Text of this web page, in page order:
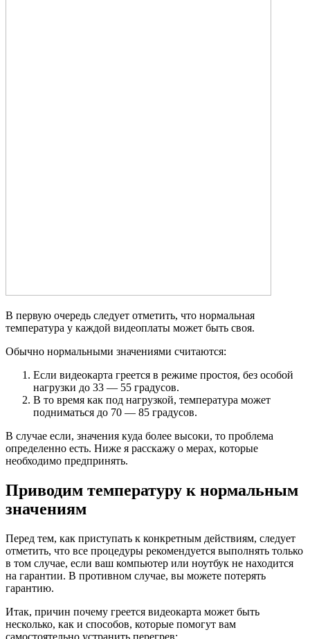
В первую очередь следует отметить, что нормальная
температура у каждой видеоплаты может быть своя.
Обычно нормальными значениями считаются:
Если видеокарта греется в режиме простоя, без особой
нагрузки до 33 — 55 градусов.
В то время как под нагрузкой, температура может
подниматься до 70 — 85 градусов.
В случае если, значения куда более высоки, то проблема
определенно есть. Ниже я расскажу о мерах, которые
необходимо предпринять.
Приводим температуру к нормальным
значениям
Перед тем, как приступать к конкретным действиям, следует
отметить, что все процедуры рекомендуется выполнять только
в том случае, если ваш компьютер или ноутбук не находится
на гарантии. В противном случае, вы можете потерять
гарантию.
Итак, причин почему греется видеокарта может быть
несколько, как и способов, которые помогут вам
самостоятельно устранить перегрев: